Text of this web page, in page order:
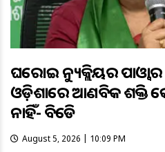
ଘରୋଇ ନ୍ୟୁକ୍ଲିୟର ପାଓ୍ବାର
ଓଡ଼ିଶାରେ ଆଣବିକ ଶକ୍ତି
ନାହିଁ- ବିଜେଡି
August 5, 2026 | 10:09 PM